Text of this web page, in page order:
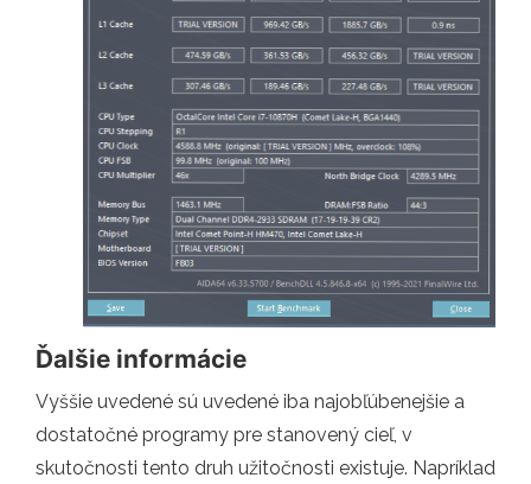
Ďalšie informácie
Vyššie uvedené sú uvedené iba najobľúbenejšie a
dostatočné programy pre stanovený cieľ, v
skutočnosti tento druh užitočnosti existuje. Napríklad